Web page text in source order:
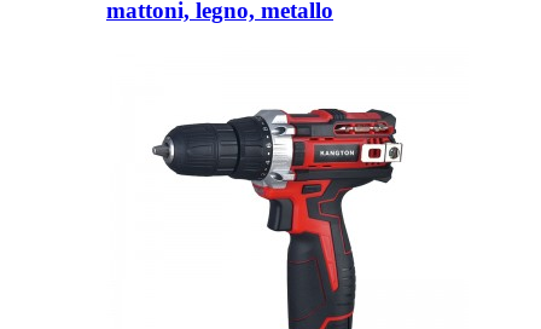
mattoni, legno, metallo